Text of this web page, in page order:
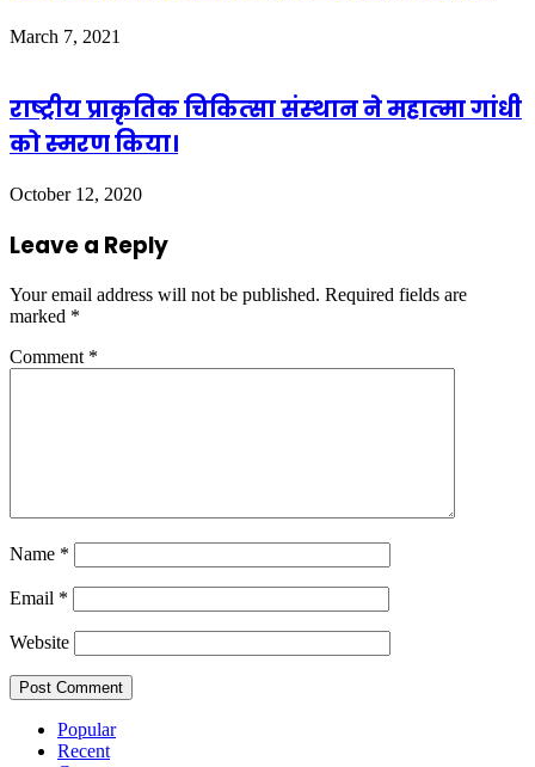
March 7, 2021
राष्‍ट्रीय प्राकृतिक चिकित्‍सा संस्‍थान ने महात्‍मा गांधी
को स्‍मरण किया।
October 12, 2020
Leave a Reply
Your email address will not be published. Required fields are
marked *
Comment *
Name *
Email *
Website
Popular
Recent